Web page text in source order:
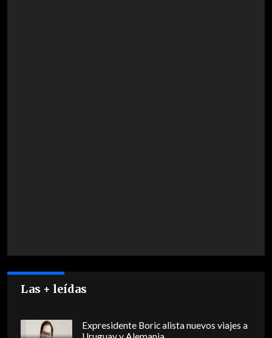
Las + leídas
Expresidente Boric alista nuevos viajes a